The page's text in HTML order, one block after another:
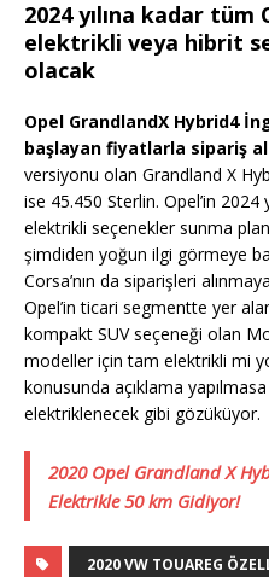
2024 yılına kadar
elektrikli veya hibrit
olacak
Opel GrandlandX Hybrid4
başlayan fiyatlarla sipariş
versiyonu olan Grandland X
ise 45.450 Sterlin. Opel’in
elektrikli seçenekler sunma
şimdiden yoğun ilgi görmeye
Corsa’nın da siparişleri
Opel’in ticari segmentte yer
kompakt SUV seçeneği olan
modeller için tam elektrikli mi
konusunda açıklama
elektriklenecek gibi gözüküyor.
2020 Opel Grandland X
Elektrikle 50 km Gidiyor!
2020 VW TOUAREG